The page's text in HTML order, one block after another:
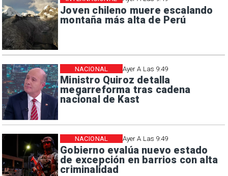
Joven chileno muere escalando
montaña más alta de Perú
Ayer A Las 9:49
Ministro Quiroz detalla
megarreforma tras cadena
nacional de Kast
NACIONAL
Ayer A Las 9:49
Gobierno evalúa nuevo estado
de excepción en barrios con alta
criminalidad
NACIONAL